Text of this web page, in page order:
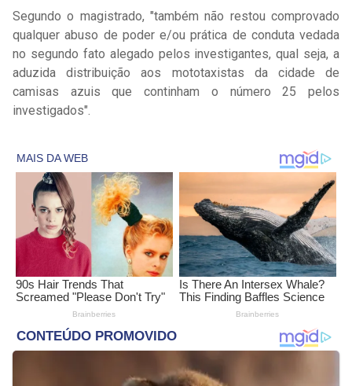
Segundo o magistrado, "também não restou comprovado
qualquer abuso de poder e/ou prática de conduta vedada
no segundo fato alegado pelos investigantes, qual seja, a
aduzida distribuição aos mototaxistas da cidade de
camisas azuis que continham o número 25 pelos
investigados".